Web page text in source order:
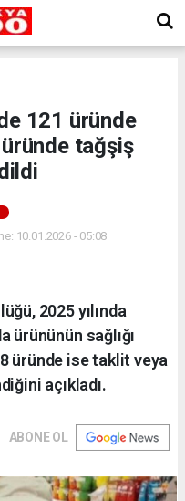
121 üründe
tağşiş
10.01.2026 - 05:08
2025 yılında
ürününün sağlığı
üründe ise taklit veya
açıkladı.
ABONE OL